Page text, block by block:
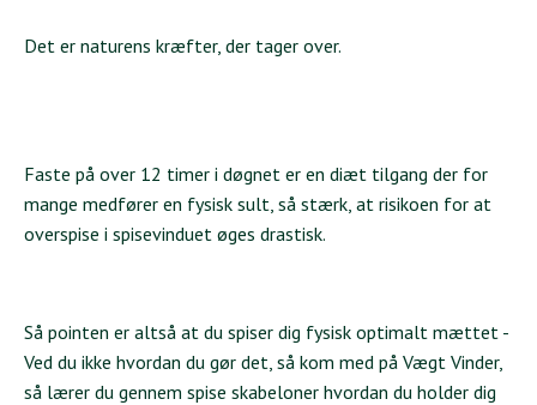
Det er naturens kræfter, der tager over.
Faste på over 12 timer i døgnet er en diæt tilgang der for
mange medfører en fysisk sult, så stærk, at risikoen for at
overspise i spisevinduet øges drastisk.
Så pointen er altså at du spiser dig fysisk optimalt mættet -
Ved du ikke hvordan du gør det, så kom med på Vægt Vinder,
så lærer du gennem spise skabeloner hvordan du holder dig